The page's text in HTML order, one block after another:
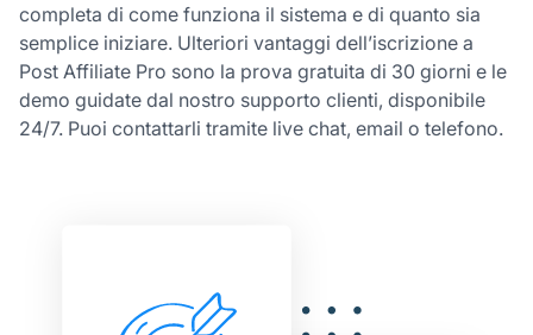
completa di come funziona il sistema e di quanto sia
semplice iniziare. Ulteriori vantaggi dell’iscrizione a
Post Affiliate Pro sono la prova gratuita di 30 giorni e le
demo guidate dal nostro supporto clienti, disponibile
24/7. Puoi contattarli tramite live chat, email o telefono.